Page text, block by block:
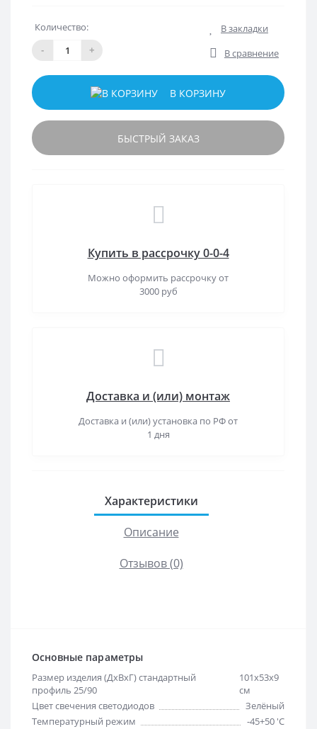
Количество:
- +
В закладки
В сравнение
В КОРЗИНУ
БЫСТРЫЙ ЗАКАЗ
Купить в рассрочку 0-0-4
Можно оформить рассрочку от
3000 руб
Доставка и (или) монтаж
Доставка и (или) установка по РФ от
1 дня
Характеристики
Описание
Отзывов (0)
Основные параметры
Размер изделия (ДхВхГ) стандартный
профиль 25/90
101х53х9
см
Цвет свечения светодиодов
Зелёный
Температурный режим
-45+50 'C